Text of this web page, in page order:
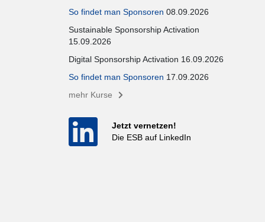
So findet man Sponsoren 08.09.2026
Sustainable Sponsorship Activation
15.09.2026
Digital Sponsorship Activation 16.09.2026
So findet man Sponsoren 17.09.2026
mehr Kurse
Jetzt vernetzen!
Die ESB auf LinkedIn